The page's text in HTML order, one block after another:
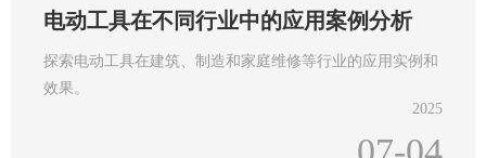
电动工具在不同行业中的应用案例分析
探索电动工具在建筑、制造和家庭维修等行业的应用实例和
效果。
2025